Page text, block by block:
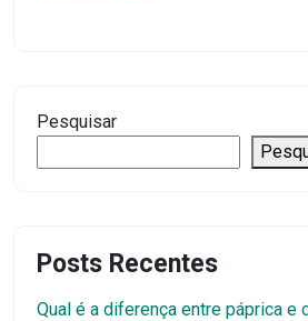
Pesquisar
Posts Recentes
Qual é a diferença entre páprica e